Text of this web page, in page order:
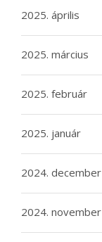
2025. április
2025. március
2025. február
2025. január
2024. december
2024. november